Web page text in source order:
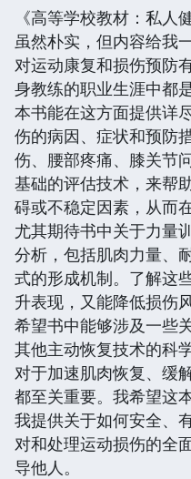
《高等学校教材：私人
虽然朴实，但内容给我
对运动康复和损伤预防
身教练的职业生涯中都
本书能在这方面提供详
伤的病因、症状和预防
伤、腰部疼痛、膝关节
基础的评估技术，来帮
碍或不稳定因素，从而
尤其期待书中关于力量
分析，包括肌肉力量、
式的形成机制。了解这
升表现，又能降低损伤
希望书中能够涉及一些
其他主动恢复技术的科
对于加速肌肉恢复、缓
都至关重要。我希望这
我提供关于如何安全、
对和处理运动损伤的全
导他人。